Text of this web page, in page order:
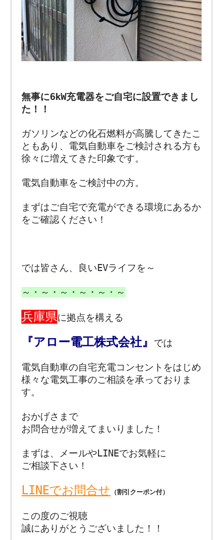
無事に6kW充電器をご自宅に設置できまし
た！！
ガソリンなどの化石燃料が高騰してきたこ
ともあり、電気自動車をご検討される方も
徐々に増えてきた印象です。
電気自動車をご検討中の方。
まずはご自宅で充電ができる環境にあるか
をご確認ください！
では皆さん、良いEVライフを～
～・～・～・～・～・～
兵庫県に拠点を構える
『アロー電工株式会社』 では
電気自動車の自宅充電コンセントをはじめ
様々な電気工事のご相談を承っておりま
す。
おかげさまで
お問合せが増えてまいりました！
まずは、メールやLINEでお気軽に
ご相談下さい！
LINEでお問合せ （割引クーポン付）
この度のご視聴
誠にありがとうございました！！